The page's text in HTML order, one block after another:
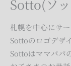
Sotto(ソ
札幌を中心にサ
Sottoのロゴデザ
Sottoはママパパ